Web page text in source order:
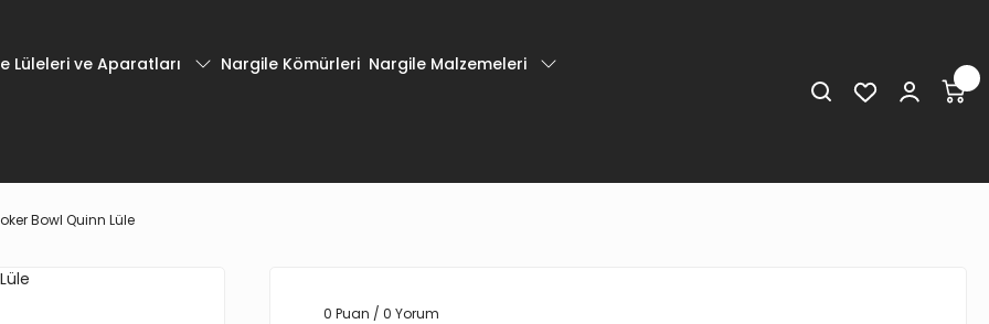
Lüleleri ve Aparatları Nargile Kömürleri Nargile Malzemeleri
Bowl Quinn Lüle
0 Puan / 0 Yorum